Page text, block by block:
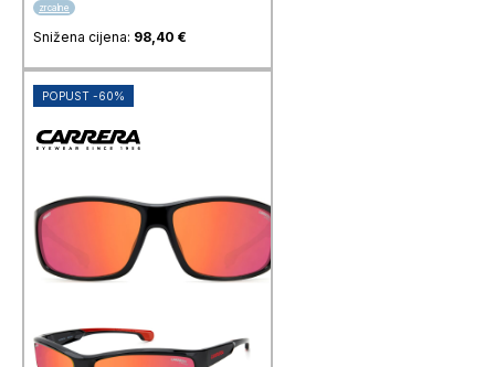
zrcalne
Snižena cijena: 98,40 €
POPUST -60%